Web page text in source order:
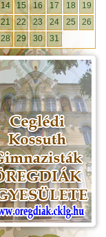
14 15 16 17 18
19
21 22 23 24 25
26
28 29 30 31